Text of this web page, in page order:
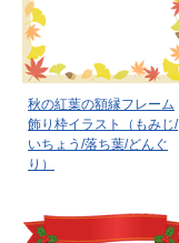
秋の紅葉の額縁フレーム
飾り枠イラスト（もみじ/
いちょう/落ち葉/どんぐ
り）